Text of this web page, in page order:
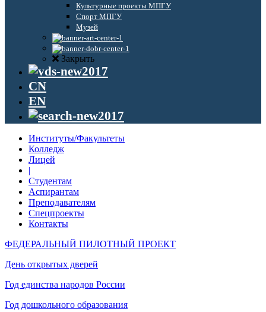
Культурные проекты МПГУ
Спорт МПГУ
Музей
Закрыть
CN
EN
Институты/Факультеты
Колледж
Лицей
|
Студентам
Аспирантам
Преподавателям
Спецпроекты
Контакты
ФЕДЕРАЛЬНЫЙ ПИЛОТНЫЙ ПРОЕКТ
День открытых дверей
Год единства народов России
Год дошкольного образования